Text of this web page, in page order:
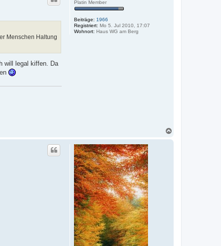
Platin Member
Beiträge: 1966
Registriert: Mo 5. Jul 2010, 17:07
Wohnort: Haus WG am Berg
Menschen Haltung
will legal kiffen. Da